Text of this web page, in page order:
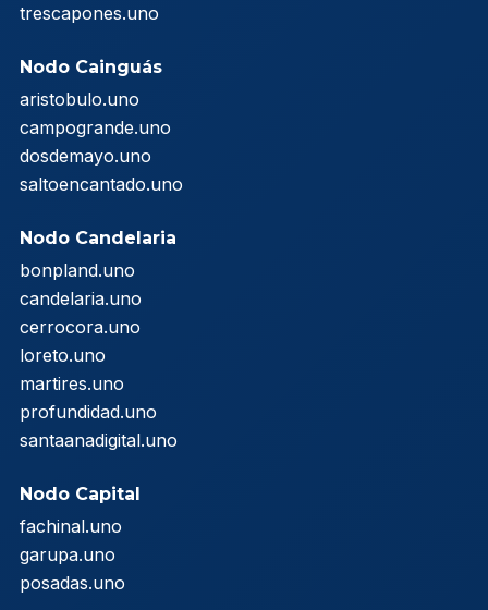
trescapones.uno
Nodo Cainguás
aristobulo.uno
campogrande.uno
dosdemayo.uno
saltoencantado.uno
Nodo Candelaria
bonpland.uno
candelaria.uno
cerrocora.uno
loreto.uno
martires.uno
profundidad.uno
santaanadigital.uno
Nodo Capital
fachinal.uno
garupa.uno
posadas.uno